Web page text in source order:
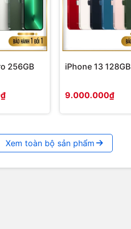
256GB iPhone 13 128GB
9.000.000₫
Xem toàn bộ sản phẩm
có thể
trình
lâu hơn